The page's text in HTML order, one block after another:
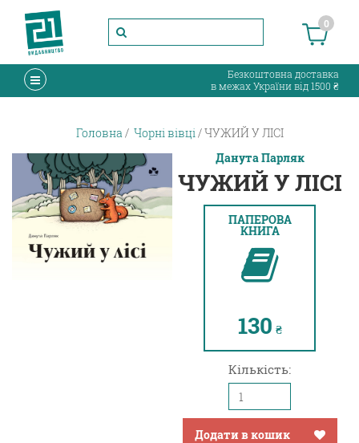
0
Безкоштовна доставка
в межах України від 1500 ₴
Головна Чорні вівці
ЧУЖИЙ У ЛІСІ
Данута Парляк
ЧУЖИЙ У ЛІСІ
ПАПЕРОВА
КНИГА
130 ₴
Кількість:
Додати в кошик